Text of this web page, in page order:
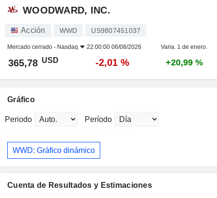
WOODWARD, INC.
Acción WWD US9807451037
Mercado cerrado - Nasdaq 22:00:00 06/08/2026 Varia. 1 de enero.
365,78 USD -2,01 % +20,99 %
Gráfico
Periodo Período
WWD: Gráfico dinámico
Cuenta de Resultados y Estimaciones